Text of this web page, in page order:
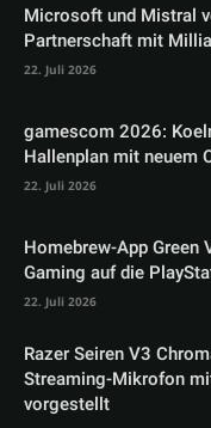
Microsoft und Mistral
Partnerschaft mit
22. Juli 2026
gamescom 2026:
Hallenplan mit neuem
22. Juli 2026
Homebrew-App
Gaming auf die
22. Juli 2026
Razer Seiren V3
Streaming-Mikrofon
vorgestellt